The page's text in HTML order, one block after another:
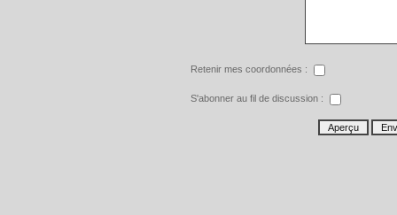
Retenir mes coordonnées :
S'abonner au fil de discussion :